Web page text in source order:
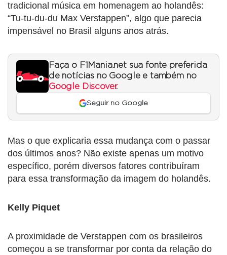
tradicional música em homenagem ao holandês:
“Tu-tu-du-du Max Verstappen”, algo que parecia
impensável no Brasil alguns anos atrás.
Faça o F1Mania.net sua fonte preferida
de notícias no Google e também no
Google Discover.
Seguir no Google
Mas o que explicaria essa mudança com o passar
dos últimos anos? Não existe apenas um motivo
específico, porém diversos fatores contribuíram
para essa transformação da imagem do holandês.
Kelly Piquet
A proximidade de Verstappen com os brasileiros
começou a se transformar por conta da relação do